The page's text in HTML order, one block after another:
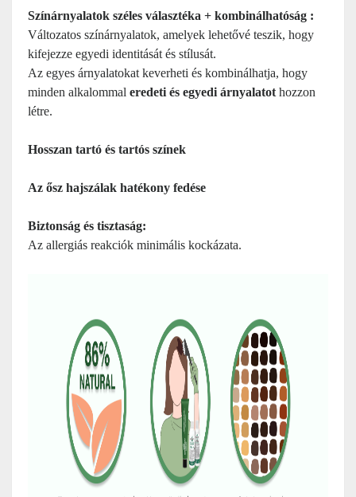
Színárnyalatok széles választéka + kombinálhatóság :
Változatos színárnyalatok, amelyek lehetővé teszik, hogy
kifejezze egyedi identitását és stílusát.
Az egyes árnyalatokat keverheti és kombinálhatja, hogy
minden alkalommal eredeti és egyedi árnyalatot hozzon
létre.
Hosszan tartó és tartós színek
Az ősz hajszálak hatékony fedése
Biztonság és tisztaság:
Az allergiás reakciók minimális kockázata.